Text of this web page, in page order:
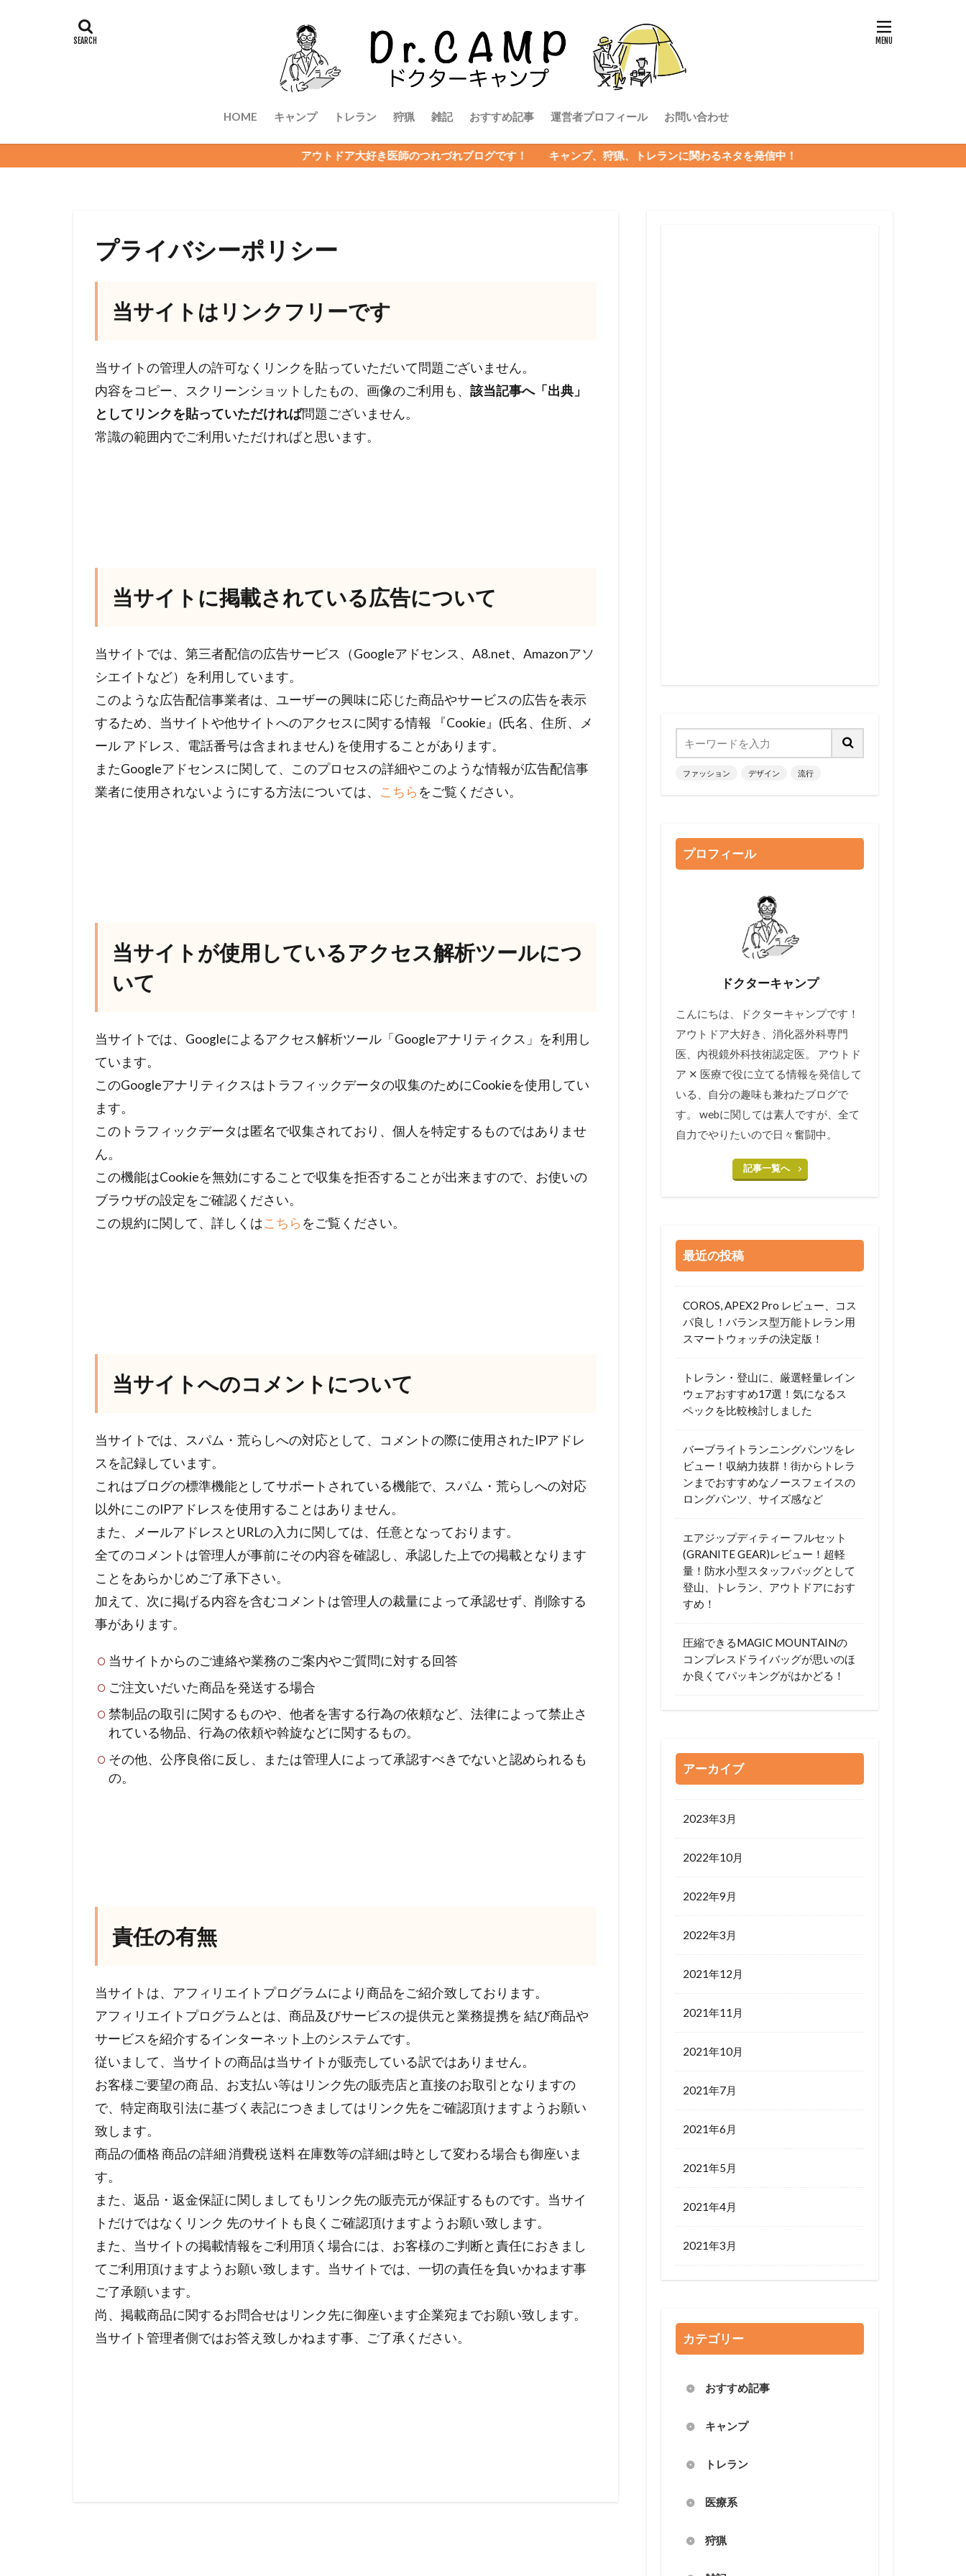
HOME キャンプ トレラン 狩猟 雑記 おすすめ記事 運営者プロフィール お問い合わせ
アウトドア大好き医師のつれづれブログです！ キャンプ、狩猟、トレランに関わるネタを発信中！
プライバシーポリシー
当サイトはリンクフリーです
当サイトの管理人の許可なくリンクを貼っていただいて問題ございません。
内容をコピー、スクリーンショットしたもの、画像のご利用も、 該当記事へ「出典」
としてリンクを貼っていただければ問題ございません。
常識の範囲内でご利用いただければと思います。
当サイトに掲載されている広告について
当サイトでは、第三者配信の広告サービス（Googleアドセンス、A8.net、Amazonアソ
シエイトなど）を利用しています。
このような広告配信事業者は、ユーザーの興味に応じた商品やサービスの広告を表示
するため、当サイトや他サイトへのアクセスに関する情報 『Cookie』(氏名、住所、メ
ール アドレス、電話番号は含まれません) を使用することがあります。
またGoogleアドセンスに関して、このプロセスの詳細やこのような情報が広告配信事
業者に使用されないようにする方法については、 こちら をご覧ください。
当サイトが使用しているアクセス解析ツールにつ
いて
当サイトでは、Googleによるアクセス解析ツール「Googleアナリティクス」を利用し
ています。
このGoogleアナリティクスはトラフィックデータの収集のためにCookieを使用してい
ます。
このトラフィックデータは匿名で収集されており、個人を特定するものではありませ
ん。
この機能はCookieを無効にすることで収集を拒否することが出来ますので、お使いの
ブラウザの設定をご確認ください。
この規約に関して、詳しくはこちら をご覧ください。
当サイトへのコメントについて
当サイトでは、スパム・荒らしへの対応として、コメントの際に使用されたIPアドレ
スを記録しています。
これはブログの標準機能としてサポートされている機能で、スパム・荒らしへの対応
以外にこのIPアドレスを使用することはありません。
また、メールアドレスとURLの入力に関しては、任意となっております。
全てのコメントは管理人が事前にその内容を確認し、承認した上での掲載となります
ことをあらかじめご了承下さい。
加えて、次に掲げる内容を含むコメントは管理人の裁量によって承認せず、削除する
事があります。
当サイトからのご連絡や業務のご案内やご質問に対する回答
ご注文いだいた商品を発送する場合
禁制品の取引に関するものや、他者を害する行為の依頼など、法律によって禁止さ
れている物品、行為の依頼や斡旋などに関するもの。
その他、公序良俗に反し、または管理人によって承認すべきでないと認められるも
の。
責任の有無
当サイトは、アフィリエイトプログラムにより商品をご紹介致しております。
アフィリエイトプログラムとは、商品及びサービスの提供元と業務提携を 結び商品や
サービスを紹介するインターネット上のシステムです。
従いまして、当サイトの商品は当サイトが販売している訳ではありません。
お客様ご要望の商 品、お支払い等はリンク先の販売店と直接のお取引となりますの
で、特定商取引法に基づく表記につきましてはリンク先をご確認頂けますようお願い
致します。
商品の価格 商品の詳細 消費税 送料 在庫数等の詳細は時として変わる場合も御座いま
す。
また、返品・返金保証に関しましてもリンク先の販売元が保証するものです。当サイ
トだけではなくリンク 先のサイトも良くご確認頂けますようお願い致します。
また、当サイトの掲載情報をご利用頂く場合には、お客様のご判断と責任におきまし
てご利用頂けますようお願い致します。当サイトでは、一切の責任を負いかねます事
ご了承願います。
尚、掲載商品に関するお問合せはリンク先に御座います企業宛までお願い致します。
当サイト管理者側ではお答え致しかねます事、ご了承ください。
ファッション デザイン 流行
プロフィール
ドクターキャンプ
こんにちは、ドクターキャンプです！
アウトドア大好き、消化器外科専門
医、内視鏡外科技術認定医。 アウトド
ア ✕ 医療で役に立てる情報を発信して
いる、自分の趣味も兼ねたブログで
す。 webに関しては素人ですが、全て
自力でやりたいので日々奮闘中。
記事一覧へ
最近の投稿
COROS, APEX2 Pro レビュー、コス
パ良し！バランス型万能トレラン用
スマートウォッチの決定版！
トレラン・登山に、厳選軽量レイン
ウェアおすすめ17選！気になるス
ペックを比較検討しました
バーブライトランニングパンツをレ
ビュー！収納力抜群！街からトレラ
ンまでおすすめなノースフェイスの
ロングパンツ、サイズ感など
エアジップディティー フルセット
(GRANITE GEAR)レビュー！超軽
量！防水小型スタッフバッグとして
登山、トレラン、アウトドアにおす
すめ！
圧縮できるMAGIC MOUNTAINの
コンプレスドライバッグが思いのほ
か良くてパッキングがはかどる！
アーカイブ
2023年3月
2022年10月
2022年9月
2022年3月
2021年12月
2021年11月
2021年10月
2021年7月
2021年6月
2021年5月
2021年4月
2021年3月
カテゴリー
おすすめ記事
キャンプ
トレラン
医療系
狩猟